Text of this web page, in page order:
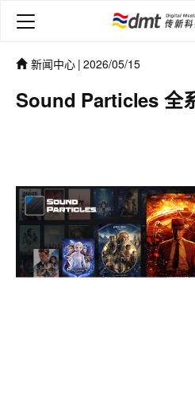
新闻中心 | 2026/05/15
Sound Particles 全